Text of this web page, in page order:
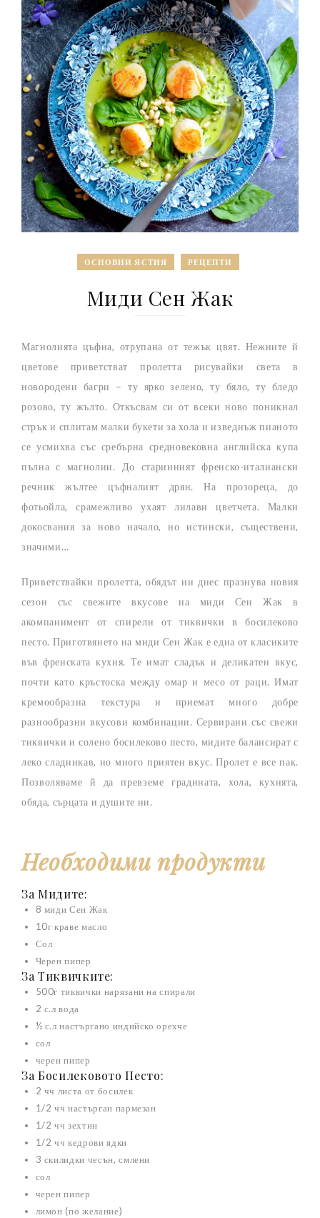
ОСНОВНИ ЯСТИЯ РЕЦЕПТИ
Миди Сен Жак
Магнолията цъфна, отрупана от тежък цвят. Нежните й
цветове приветстват пролетта рисувайки света в
новородени багри – ту ярко зелено, ту бяло, ту бледо
розово, ту жълто. Откъсвам си от всеки ново поникнал
стрък и сплитам малки букети за хола и изведнъж пианото
се усмихва със сребърна средновековна английска купа
пълна с магнолии. До старинният френско-италиански
речник жълтее цъфналият дрян. На прозореца, до
фотьойла, срамежливо ухаят лилави цветчета. Малки
докосвания за ново начало, но истински, съществени,
значими…
Приветствайки пролетта, обядът ни днес празнува новия
сезон със свежите вкусове на миди Сен Жак в
акомпанимент от спирели от тиквички в босилеково
песто. Приготвянето на миди Сен Жак е една от класиките
във френската кухня. Те имат сладък и деликатен вкус,
почти като кръстоска между омар и месо от раци. Имат
кремообразна текстура и приемат много добре
разнообразни вкусови комбинации. Сервирани със свежи
тиквички и солено босилеково песто, мидите балансират с
леко сладникав, но много приятен вкус. Пролет е все пак.
Позволяваме й да превземе градината, хола, кухнята,
обяда, сърцата и душите ни.
Необходими продукти
За Мидите:
8 миди Сен Жак
10г краве масло
Сол
Черен пипер
За Тиквичките:
500г тиквички нарязани на спирали
2 с.л вода
½ с.л настъргано индийско орехче
сол
черен пипер
За Босилековото Песто:
2 чч листа от босилек
1/2 чч настърган пармезан
1/2 чч зехтин
1/2 чч кедрови ядки
3 скилидки чесън, смлени
сол
черен пипер
лимон (по желание)